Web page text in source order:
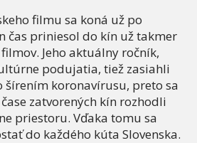
filmu sa koná už po
čas priniesol do kín už takmer
Jeho aktuálny ročník,
podujatia, tiež zasiahli
šírením koronavírusu, preto sa
zatvorených kín rozhodli
priestoru. Vďaka tomu sa
do každého kúta Slovenska.